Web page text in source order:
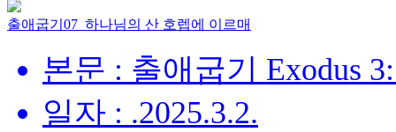
출애굽기07_하나님의 산 호렙에 이르매
본문 : 출애굽기 Exodus
일자 : .2025.3.2.